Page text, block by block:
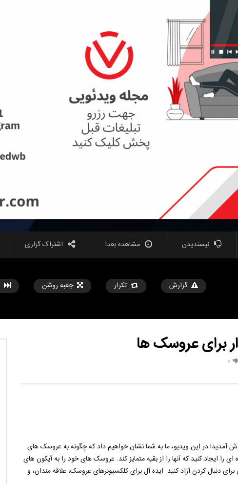
حسن یزدانی دیوید تیلور
نپسندیدن مشاهده بعدا اشتراک گزاری
گزارش تکرار جعبه روشن
جدید ??️? این نکات سفر را قبل از هک ها و ابزارهای جدید زندگی که هر دختری
0
آمدید! در این ویدیو، ما به شما نشان خواهیم داد که چگونه به عروسک های
را ایجاد کنید که آنها را از بقیه متمایز کند. عروسک های خود را به آیکون های
دنبال کردن آزاد کنید. ایده آل برای کلکسیونرهای عروسک، علاقه مندان، و